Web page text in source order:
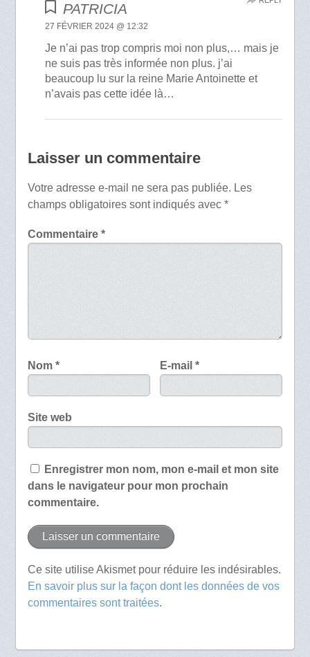
PATRICIA
27 FÉVRIER 2024 @ 12:32
Je n’ai pas trop compris moi non plus,… mais je
ne suis pas très informée non plus. j’ai
beaucoup lu sur la reine Marie Antoinette et
n’avais pas cette idée là…
Laisser un commentaire
Votre adresse e-mail ne sera pas publiée. Les
champs obligatoires sont indiqués avec *
Commentaire *
Nom * E-mail*
Site web
Enregistrer mon nom, mon e-mail et mon site
dans le navigateur pour mon prochain
commentaire.
Ce site utilise Akismet pour réduire les indésirables.
En savoir plus sur la façon dont les données de vos
commentaires sont traitées.